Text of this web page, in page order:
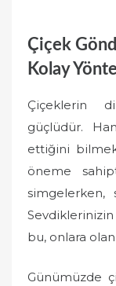
Çiçek
Kolay
Çiçeklerin
güçlüdür.
ettiğini
öneme
simgelerken,
bu, onlara olan
Günümüzde